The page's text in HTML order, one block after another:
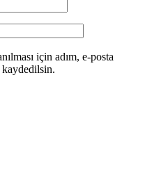
için adım, e-posta
kaydedilsin.